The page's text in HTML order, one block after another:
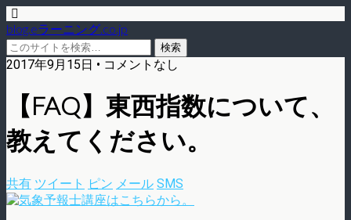
blog.eラーニング.co.jp
2017年9月15日 • コメントなし
【FAQ】東西指数について、
教えてください。
共有 ツイート ピン メール SMS